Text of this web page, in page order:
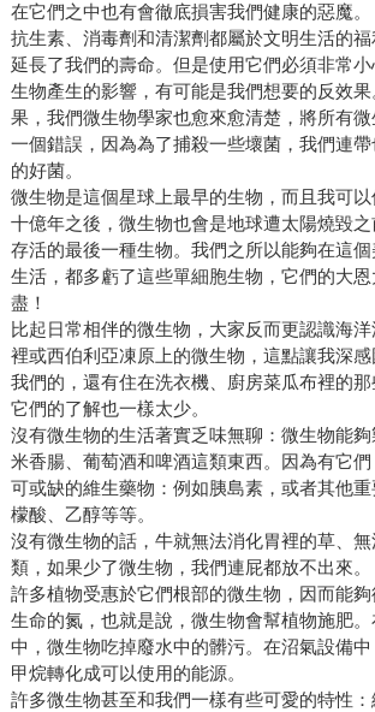
在它們之中也有會徹底損害我們健康的惡魔。
抗生素、消毒劑和清潔劑都屬於文明生活的
延長了我們的壽命。但是使用它們必須非常
生物產生的影響，有可能是我們想要的反效
果，我們微生物學家也愈來愈清楚，將所有
一個錯誤，因為為了捕殺一些壞菌，我們連
的好菌。
微生物是這個星球上最早的生物，而且我可
十億年之後，微生物也會是地球遭太陽燒毀
存活的最後一種生物。我們之所以能夠在這
生活，都多虧了這些單細胞生物，它們的大
盡！
比起日常相伴的微生物，大家反而更認識海
裡或西伯利亞凍原上的微生物，這點讓我深
我們的，還有住在洗衣機、廚房菜瓜布裡的
它們的了解也一樣太少。
沒有微生物的生活著實乏味無聊：微生物能
米香腸、葡萄酒和啤酒這類東西。因為有它
可或缺的維生藥物：例如胰島素，或者其他
檬酸、乙醇等等。
沒有微生物的話，牛就無法消化胃裡的草、無
類，如果少了微生物，我們連屁都放不出來。
許多植物受惠於它們根部的微生物，因而能
生命的氮，也就是說，微生物會幫植物施肥
中，微生物吃掉廢水中的髒污。在沼氣設備
甲烷轉化成可以使用的能源。
許多微生物甚至和我們一樣有些可愛的特性